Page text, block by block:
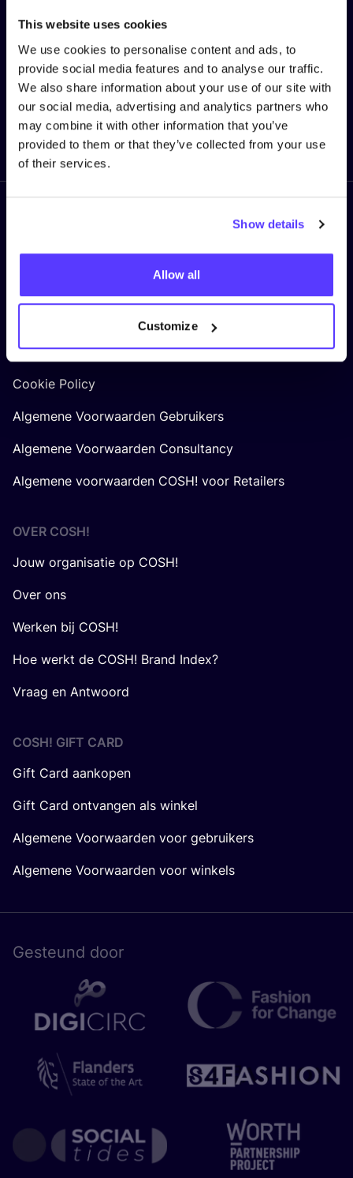
This website uses cookies
We use cookies to personalise content and ads, to
provide social media features and to analyse our traffic.
We also share information about your use of our site with
our social media, advertising and analytics partners who
may combine it with other information that you’ve
provided to them or that they’ve collected from your use
of their services.
Show details
Allow all
Customize
E-mail*
Ik mis niets meer!
Privacy Policy
Cookie Policy
Algemene Voorwaarden Gebruikers
Algemene Voorwaarden Consultancy
Algemene voorwaarden COSH! voor Retailers
OVER COSH!
Jouw organisatie op COSH!
Over ons
Werken bij COSH!
Hoe werkt de COSH! Brand Index?
Vraag en Antwoord
COSH! GIFT CARD
Gift Card aankopen
Gift Card ontvangen als winkel
Algemene Voorwaarden voor gebruikers
Algemene Voorwaarden voor winkels
Gesteund door